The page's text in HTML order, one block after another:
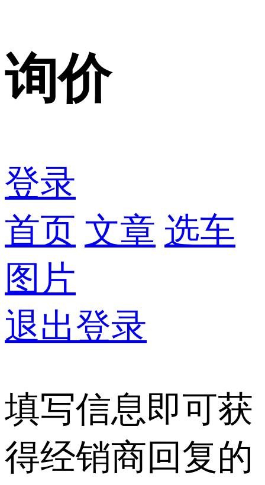
询价
登录
首页 文章 选车
图片
退出登录
填写信息即可获
得经销商回复的